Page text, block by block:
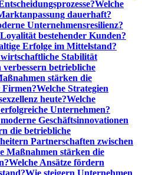
Welche
dauerhaft?
Unternehmensresilienz?
bestehender Kunden?
Erfolge im Mittelstand?
Stabilität
verbessern betriebliche
stärken die
Firmen?Welche Strategien
heute?Welche
Unternehmen?
Geschäftsinnovationen
die betriebliche
Partnerschaften zwischen
Maßnahmen stärken die
Welche Ansätze fördern
Wie steigern Unternehmen